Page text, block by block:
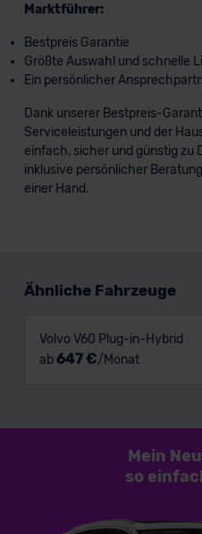
Marktführer:
Bestpreis Garantie
Größte Auswahl und schnelle
Ein persönlicher
Dank unserer Bestpreis-
Serviceleistungen und der
einfach, sicher und günstig zu
inklusive persönlicher
einer Hand.
Ähnliche Fahrzeuge
Volvo V60 Plug-in-Hybrid
ab647 €/Monat
Mein
so